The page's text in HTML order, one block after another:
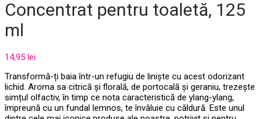
Concentrat pentru toaletă, 125
ml
14,95 lei
Transformă-ți baia într-un refugiu de liniște cu acest odorizant
lichid. Aroma sa citrică și florală, de portocală și geraniu, trezește
simțul olfactiv, în timp ce nota caracteristică de ylang-ylang,
împreună cu un fundal lemnos, te învăluie cu căldură. Este unul